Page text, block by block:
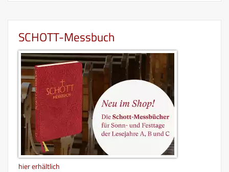
SCHOTT-Messbuch
hier erhältlich